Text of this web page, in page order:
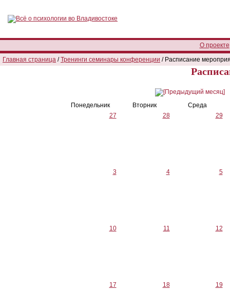
О проекте
Главная страница /Тренинги семинары конференции / Расписание
Понедельник Вторник
Среда
27
28 29
3 4 5
10 11 12
17 18 19